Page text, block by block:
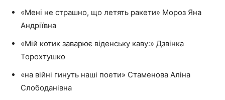
«Мені не страшно, що летять ракети» Мороз Яна
Андріївна
«Мій котик заварює віденську каву:» Дзвінка
Торохтушко
«на війні гинуть наші поети» Стаменова Аліна
Слободанівна